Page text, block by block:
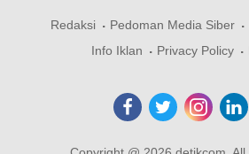
Redaksi Pedoman Media Siber
Info Iklan
Privacy Policy